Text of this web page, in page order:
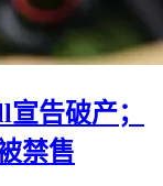
告破产；
禁售